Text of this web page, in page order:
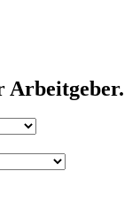
Arbeitgeber.